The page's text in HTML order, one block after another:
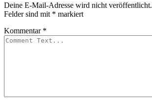
Deine E-Mail-Adresse wird nicht veröffentlicht.
Felder sind mit * markiert
Kommentar *